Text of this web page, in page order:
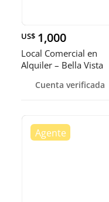
US$ 1,000
Local Comercial en
Alquiler – Bella Vista
Cuenta verificada